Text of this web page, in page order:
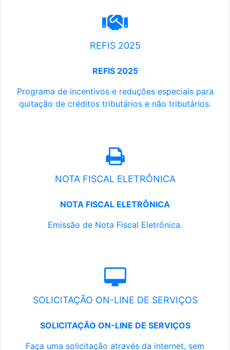
REFIS 2025
REFIS 2025
Programa de incentivos e reduções especiais para
quitação de créditos tributários e não tributários.
NOTA FISCAL ELETRÔNICA
NOTA FISCAL ELETRÔNICA
Emissão de Nota Fiscal Eletrônica.
SOLICITAÇÃO ON-LINE DE SERVIÇOS
SOLICITAÇÃO ON-LINE DE SERVIÇOS
Faça uma solicitação através da internet, sem